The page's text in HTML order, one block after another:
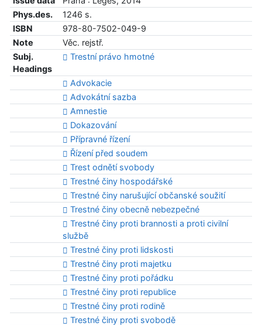
Phys.des.
1246 s.
ISBN
978-80-7502-049-9
Note
Věc. rejstř.
Subj.
Headings
Trestní právo hmotné
Advokacie
Advokátní sazba
Amnestie
Dokazování
Přípravné řízení
Řízení před soudem
Trest odnětí svobody
Trestné činy hospodářské
Trestné činy narušující občanské soužití
Trestné činy obecně nebezpečné
Trestné činy proti brannosti a proti civilní
službě
Trestné činy proti lidskosti
Trestné činy proti majetku
Trestné činy proti pořádku
Trestné činy proti republice
Trestné činy proti rodině
Trestné činy proti svobodě